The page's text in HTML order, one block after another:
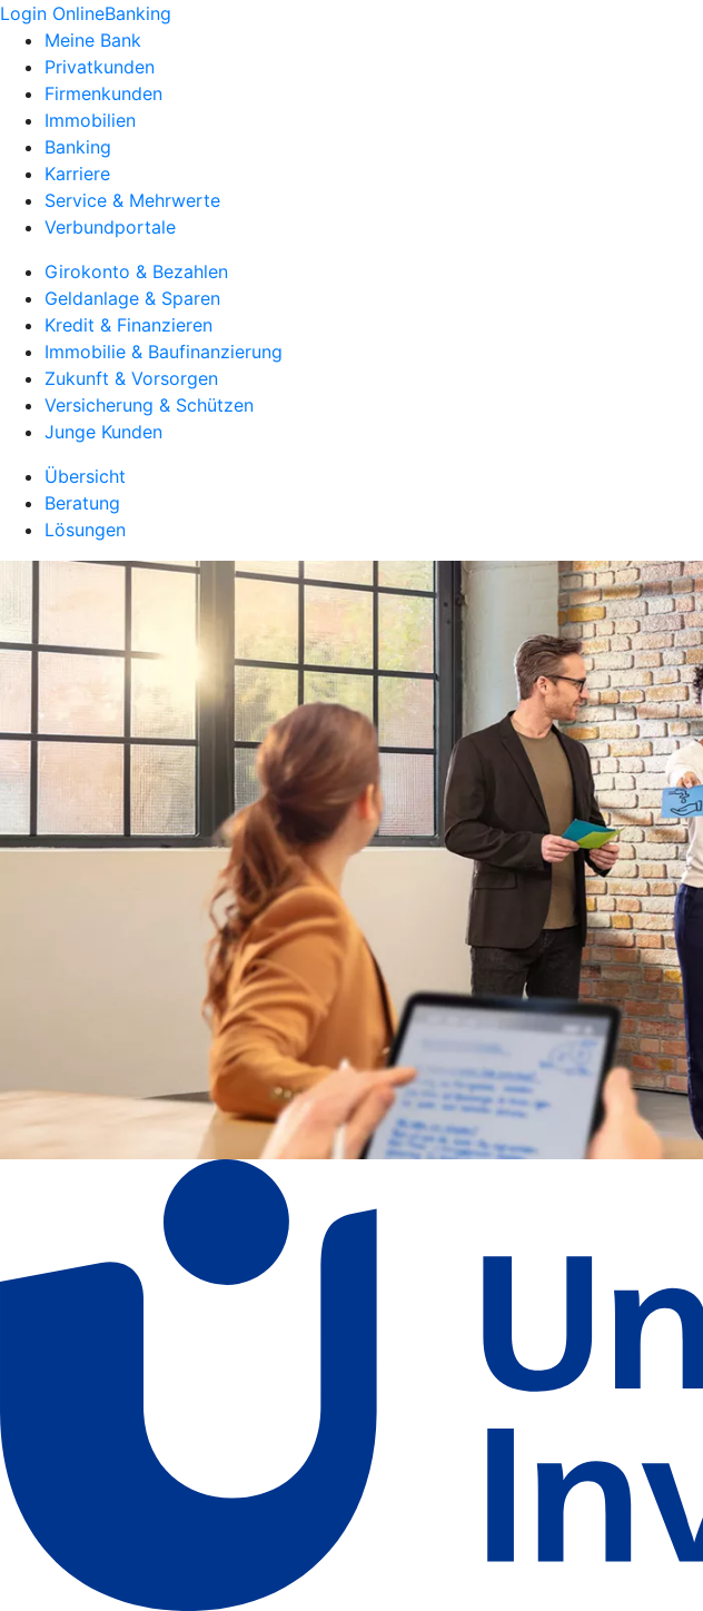
Login OnlineBanking
Meine Bank
Privatkunden
Firmenkunden
Immobilien
Banking
Karriere
Service & Mehrwerte
Verbundportale
Girokonto & Bezahlen
Geldanlage & Sparen
Kredit & Finanzieren
Immobilie & Baufinanzierung
Zukunft & Vorsorgen
Versicherung & Schützen
Junge Kunden
Übersicht
Beratung
Lösungen